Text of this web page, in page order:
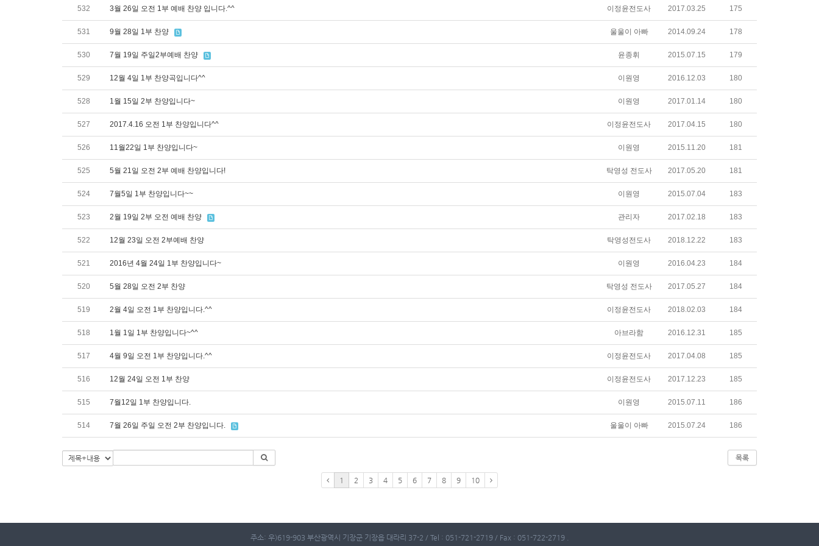
532 3월 26일 오전 1부 예배 찬양 입니다.^^ 이정윤전도사 2017.03.25 175
531 9월 28일 1부 찬양 울울이 아빠 2014.09.24 178
530 7월 19일 주일2부예배 찬양 윤종휘 2015.07.15 179
529 12월 4일 1부 찬양곡입니다^^ 이원영 2016.12.03 180
528 1월 15일 2부 찬양입니다~ 이원영 2017.01.14 180
527 2017.4.16 오전 1부 찬양입니다^^ 이정윤전도사 2017.04.15 180
526 11월22일 1부 찬양입니다~ 이원영 2015.11.20 181
525 5월 21일 오전 2부 예배 찬양입니다! 탁영성 전도사 2017.05.20 181
524 7월5일 1부 찬양입니다~~ 이원영 2015.07.04 183
523 2월 19일 2부 오전 예배 찬양 관리자 2017.02.18 183
522 12월 23일 오전 2부예배 찬양 탁영성전도사 2018.12.22 183
521 2016년 4월 24일 1부 찬양입니다~ 이원영 2016.04.23 184
520 5월 28일 오전 2부 찬양 탁영성 전도사 2017.05.27 184
519 2월 4일 오전 1부 찬양입니다.^^ 이정윤전도사 2018.02.03 184
518 1월 1일 1부 찬양입니다~^^ 아브라함 2016.12.31 185
517 4월 9일 오전 1부 찬양입니다.^^ 이정윤전도사 2017.04.08 185
516 12월 24일 오전 1부 찬양 이정윤전도사 2017.12.23 185
515 7월12일 1부 찬양입니다. 이원영 2015.07.11 186
514 7월 26일 주일 오전 2부 찬양입니다. 울울이 아빠 2015.07.24 186
목록
1 2 3 4 5 6 7 8 9 10
주소: 우)619-903 부산광역시 기장군 기장읍 대라리 37-2 / Tel : 051-721-2719 / Fax : 051-722-2719 .